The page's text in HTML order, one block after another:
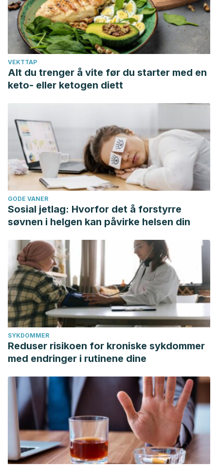
VEKTTAP
Alt du trenger å vite før du starter med en
keto- eller ketogen diett
GODE VANER
Sosial jetlag: Hvorfor det å forstyrre
søvnen i helgen kan påvirke helsen din
SYKDOMMER
Reduser risikoen for kroniske sykdommer
med endringer i rutinene dine